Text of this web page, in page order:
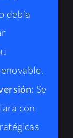
debía
: Se
con